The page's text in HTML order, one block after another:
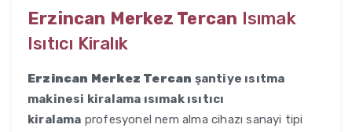
Erzincan Merkez Tercan Isımak
Isıtıcı Kiralık
Erzincan Merkez Tercan şantiye ısıtma
makinesi kiralama ısımak ısıtıcı
kiralama profesyonel nem alma cihazı sanayi tipi